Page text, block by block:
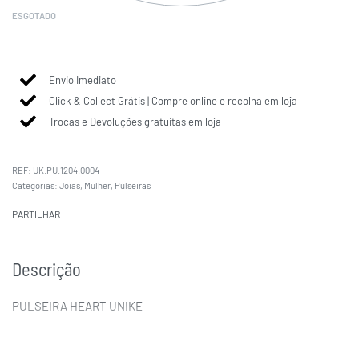
ESGOTADO
Envio Imediato
Click & Collect Grátis | Compre online e recolha em loja
Trocas e Devoluções gratuitas em loja
UK.PU.1204.0004
Categorias: Joias, Mulher, Pulseiras
PARTILHAR
Descrição
PULSEIRA HEART UNIKE